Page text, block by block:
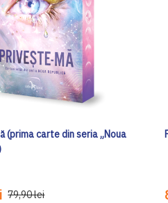
(prima carte din seria „Noua
79,90 lei